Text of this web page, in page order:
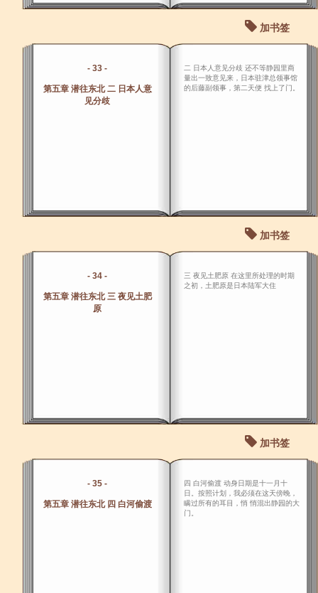
加书签
- 33 -
第五章 潜往东北 二 日本人意
见分歧
二 日本人意见分歧 还不等静园里商
量出一致意见来，日本驻津总领事馆
的后藤副领事，第二天便 找上了门。
加书签
- 34 -
第五章 潜往东北 三 夜见土肥
原
三 夜见土肥原 在这里所处理的时期
之初，土肥原是日本陆军大住
加书签
- 35 -
第五章 潜往东北 四 白河偷渡
四 白河偷渡 动身日期是十一月十
日。按照计划，我必须在这天傍晚，
瞒过所有的耳目，悄 悄混出静园的大
门。